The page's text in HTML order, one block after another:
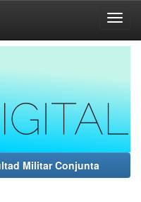
Militar Conjunta